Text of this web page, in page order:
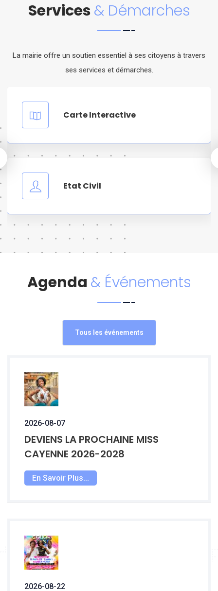
Services& Démarches
La mairie offre un soutien essentiel à ses citoyens à travers
ses services et démarches.
Carte Interactive
Etat Civil
Agenda & Événements
Tous les événements
2026-08-07
DEVIENS LA PROCHAINE MISS
CAYENNE 2026-2028
En Savoir Plus...
2026-08-22